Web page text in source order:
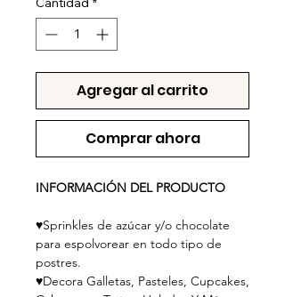
Agregar al carrito
Comprar ahora
INFORMACIÓN DEL PRODUCTO
♥Sprinkles de azúcar y/o chocolate
para espolvorear en todo tipo de
postres.
♥Decora Galletas, Pasteles, Cupcakes,